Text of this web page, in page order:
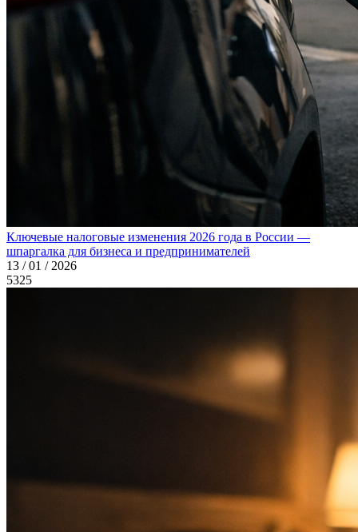
Ключевые налоговые изменения 2026 года в России —
шпаргалка для бизнеса и предпринимателей
13 / 01 / 2026
5325